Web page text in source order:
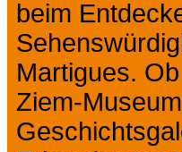
beim
Martigues.
Ziem-